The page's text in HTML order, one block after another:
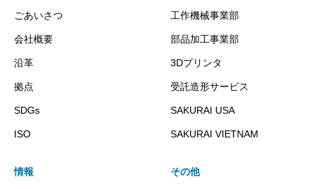
ごあいさつ
会社概要
沿革
拠点
SDGs
ISO
工作機械事業部
部品加工事業部
3Dプリンタ
受託造形サービス
SAKURAI USA
SAKURAI VIETNAM
情報 その他